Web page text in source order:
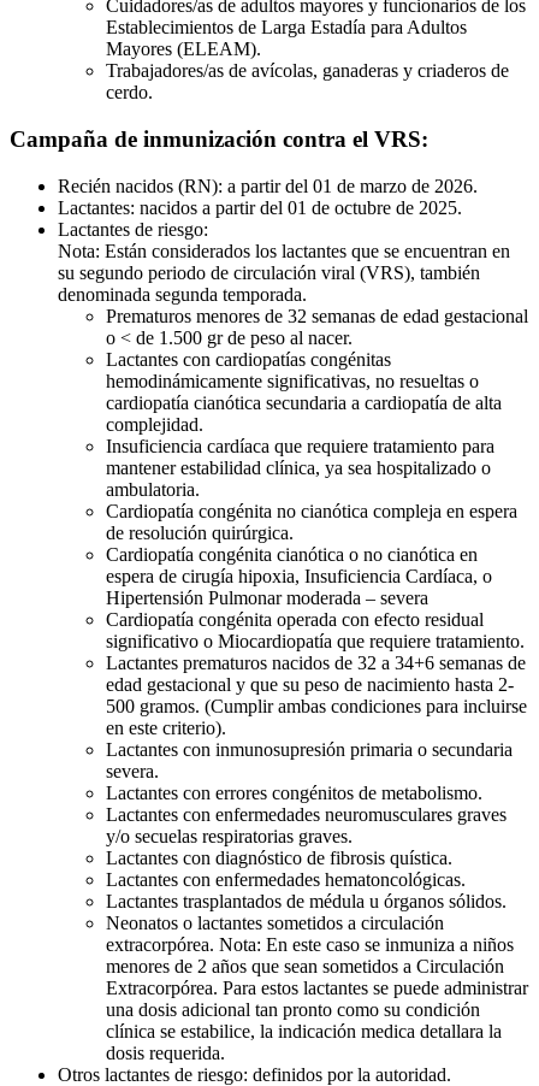
Cuidadores/as de adultos mayores y funcionarios de los
Establecimientos de Larga Estadía para Adultos
Mayores (ELEAM).
Trabajadores/as de avícolas, ganaderas y criaderos de
cerdo.
Campaña de inmunización contra el VRS:
Recién nacidos (RN): a partir del 01 de marzo de 2026.
Lactantes: nacidos a partir del 01 de octubre de 2025.
Lactantes de riesgo:
Nota: Están considerados los lactantes que se encuentran en
su segundo periodo de circulación viral (VRS), también
denominada segunda temporada.
Prematuros menores de 32 semanas de edad gestacional
o < de 1.500 gr de peso al nacer.
Lactantes con cardiopatías congénitas
hemodinámicamente significativas, no resueltas o
cardiopatía cianótica secundaria a cardiopatía de alta
complejidad.
Insuficiencia cardíaca que requiere tratamiento para
mantener estabilidad clínica, ya sea hospitalizado o
ambulatoria.
Cardiopatía congénita no cianótica compleja en espera
de resolución quirúrgica.
Cardiopatía congénita cianótica o no cianótica en
espera de cirugía hipoxia, Insuficiencia Cardíaca, o
Hipertensión Pulmonar moderada – severa
Cardiopatía congénita operada con efecto residual
significativo o Miocardiopatía que requiere tratamiento.
Lactantes prematuros nacidos de 32 a 34+6 semanas de
edad gestacional y que su peso de nacimiento hasta 2-
500 gramos. (Cumplir ambas condiciones para incluirse
en este criterio).
Lactantes con inmunosupresión primaria o secundaria
severa.
Lactantes con errores congénitos de metabolismo.
Lactantes con enfermedades neuromusculares graves
y/o secuelas respiratorias graves.
Lactantes con diagnóstico de fibrosis quística.
Lactantes con enfermedades hematoncológicas.
Lactantes trasplantados de médula u órganos sólidos.
Neonatos o lactantes sometidos a circulación
extracorpórea. Nota: En este caso se inmuniza a niños
menores de 2 años que sean sometidos a Circulación
Extracorpórea. Para estos lactantes se puede administrar
una dosis adicional tan pronto como su condición
clínica se estabilice, la indicación medica detallara la
dosis requerida.
Otros lactantes de riesgo: definidos por la autoridad.